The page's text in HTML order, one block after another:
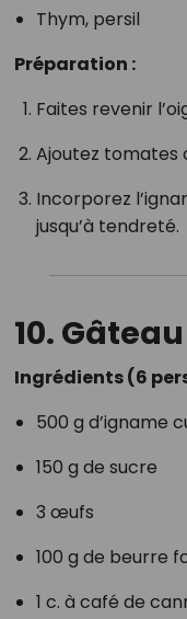
Thym, persil
Préparation :
Faites revenir
Ajoutez tomates
Incorporez
jusqu’à tendreté.
10.
Ingrédients (6
500 g d’igname
150 g de sucre
3 œufs
100 g de beurre
1 c. à café de